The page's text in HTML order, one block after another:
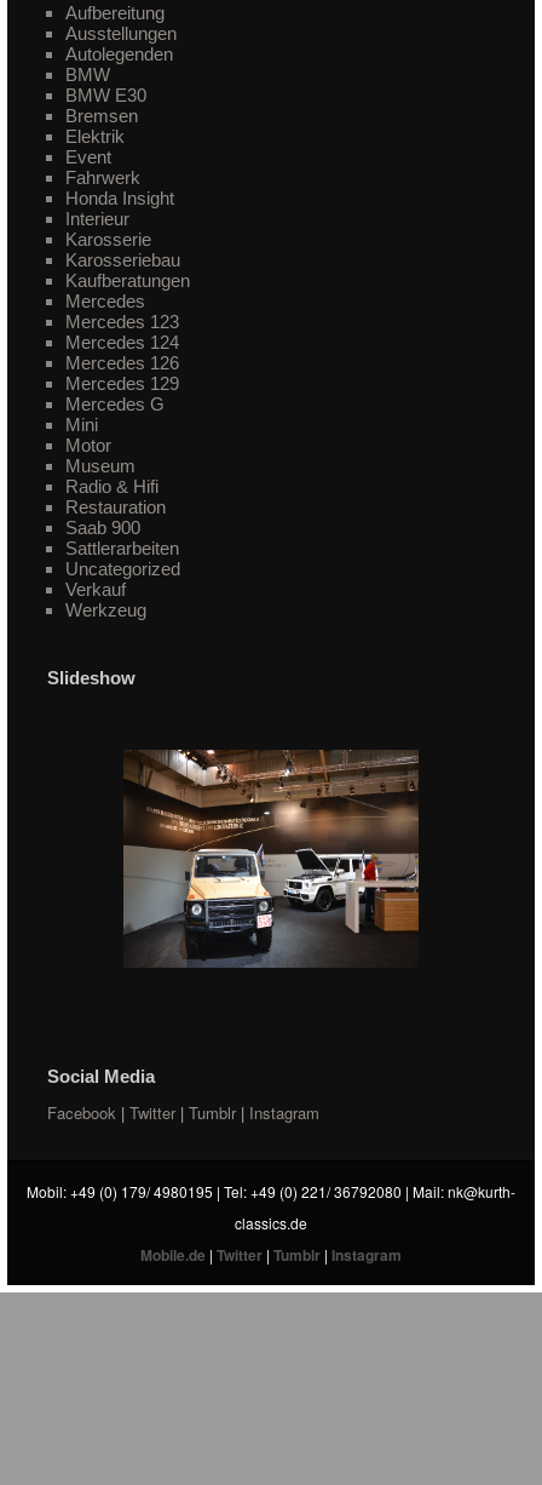
Aufbereitung
Ausstellungen
Autolegenden
BMW
BMW E30
Bremsen
Elektrik
Event
Fahrwerk
Honda Insight
Interieur
Karosserie
Karosseriebau
Kaufberatungen
Mercedes
Mercedes 123
Mercedes 124
Mercedes 126
Mercedes 129
Mercedes G
Mini
Motor
Museum
Radio & Hifi
Restauration
Saab 900
Sattlerarbeiten
Uncategorized
Verkauf
Werkzeug
Slideshow
Social Media
Facebook |Twitter |Tumblr | Instagram
Mobil: +49 (0) 179/ 4980195 | Tel: +49 (0) 221/ 36792080 | Mail:nk@kurth-
classics.de
Mobile.de | Twitter | Tumblr | Instagram